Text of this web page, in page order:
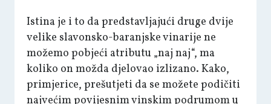
Istina je i to da predstavljajući druge dvije
velike slavonsko-baranjske vinarije ne
možemo pobjeći atributu „naj naj“, ma
koliko on možda djelovao izlizano. Kako,
primjerice, prešutjeti da se možete podičiti
najvećim povijesnim vinskim podrumom u